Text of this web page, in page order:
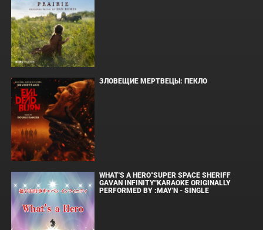
ЗЛОВЕЩИЕ МЕРТВЕЦЫ: ПЕКЛО
WHAT'S A HERO"SUPER SPACE SHERIFF
GAVAN INFINITY"KARAOKE ORIGINALLY
PERFORMED BY :MAY'N - SINGLE